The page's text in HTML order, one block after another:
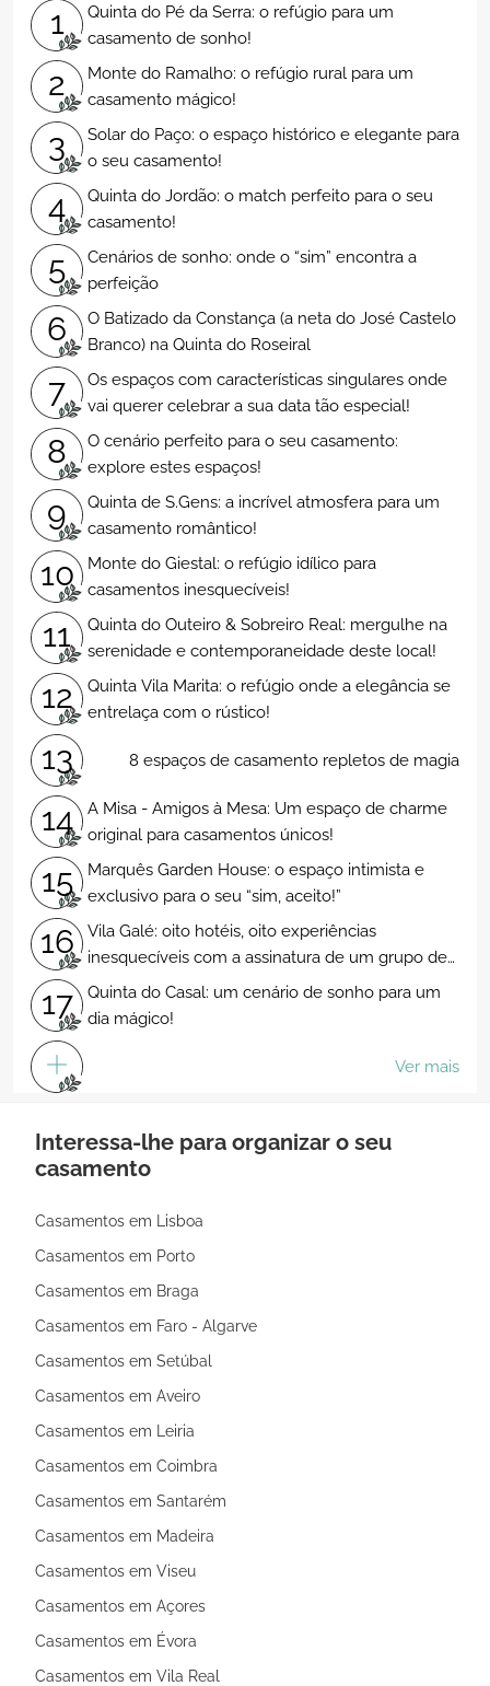
1
Quinta do Pé da Serra: o refúgio para um
casamento de sonho!
2
Monte do Ramalho: o refúgio rural para um
casamento mágico!
3
Solar do Paço: o espaço histórico e elegante para
o seu casamento!
4
Quinta do Jordão: o match perfeito para o seu
casamento!
5
Cenários de sonho: onde o “sim” encontra a
perfeição
6
O Batizado da Constança (a neta do José Castelo
Branco) na Quinta do Roseiral
7
Os espaços com características singulares onde
vai querer celebrar a sua data tão especial!
8
O cenário perfeito para o seu casamento:
explore estes espaços!
9
Quinta de S.Gens: a incrível atmosfera para um
casamento romântico!
10
Monte do Giestal: o refúgio idílico para
casamentos inesquecíveis!
11
Quinta do Outeiro & Sobreiro Real: mergulhe na
serenidade e contemporaneidade deste local!
12
Quinta Vila Marita: o refúgio onde a elegância se
entrelaça com o rústico!
13 8 espaços de casamento repletos de magia
14
A Misa - Amigos à Mesa: Um espaço de charme
original para casamentos únicos!
15
Marquês Garden House: o espaço intimista e
exclusivo para o seu “sim, aceito!”
16
Vila Galé: oito hotéis, oito experiências
inesquecíveis com a assinatura de um grupo de
excelência
17
Quinta do Casal: um cenário de sonho para um
dia mágico!
Ver mais
Interessa-lhe para organizar o seu
casamento
Casamentos em Lisboa
Casamentos em Porto
Casamentos em Braga
Casamentos em Faro - Algarve
Casamentos em Setúbal
Casamentos em Aveiro
Casamentos em Leiria
Casamentos em Coimbra
Casamentos em Santarém
Casamentos em Madeira
Casamentos em Viseu
Casamentos em Açores
Casamentos em Évora
Casamentos em Vila Real